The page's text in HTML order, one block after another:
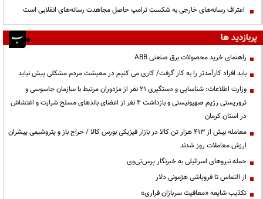
اعتراف رسانه‌های خارجی به شکست ترامپ حاصل مجاهدت رسانه‌های انقلابی است
پربازدید ها
راهنمای خرید محصولات برق صنعتی ABB
باید افراد کارآمدتر را به کار گرفت/ کاری می کنیم در معیشت مردم مشکلی پیش نیاید
وزارت اطلاعات: شناسایی و دستگیری ۲۱ نفر از مزدوران مرتبط با سازمان جاسوسی و
تروریستی رژیم صهیونیستی و بازداشت ۴ نفر از اعضای باندهای مسلح شرارت و اغتشاش
در استان کرمان
معامله بیش از ۴۱۳ هزار تن کالا در بازار فیزیکی بورس کالا / حراج باز و پتروشیمی پیشران
ارزش معاملات روز شدند
حمله نیروهای اسرائیلی به خبرنگار پرس‌تی‌وی
از التماس تا فروپاشی هژمونی دلار
تکذیب شایعه «معافیت سربازان فراری»